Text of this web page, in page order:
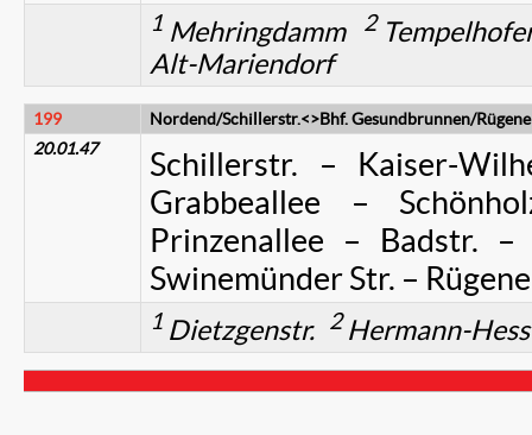
1 Mehringdamm 2
Alt-Mariendorf
199
Nordend/Schillerstr.<>Bhf. Gesundbrunnen/
20.01.47
Schillerstr. – Kaiser-
Grabbeallee –
Prinzenallee – Badstr.
Swinemünder Str. –
1 Dietzgenstr. 2Hermann-